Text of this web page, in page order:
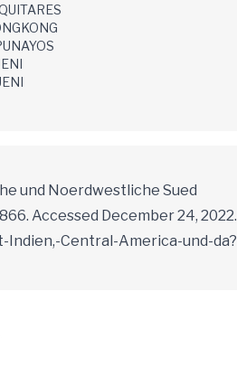
und Noerdwestliche Sued
Accessed December 24, 2022.
Indien,-Central-America-und-da?